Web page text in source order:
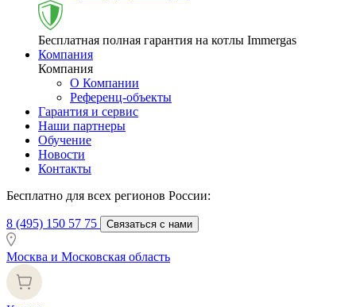
Бесплатная полная гарантия на котлы Immergas
Компания
Компания
О Компании
Референц-объекты
Гарантия и сервис
Наши партнеры
Обучение
Новости
Контакты
Бесплатно для всех регионов России:
8 (495) 150 57 75 Связаться с нами
Москва и Московская область